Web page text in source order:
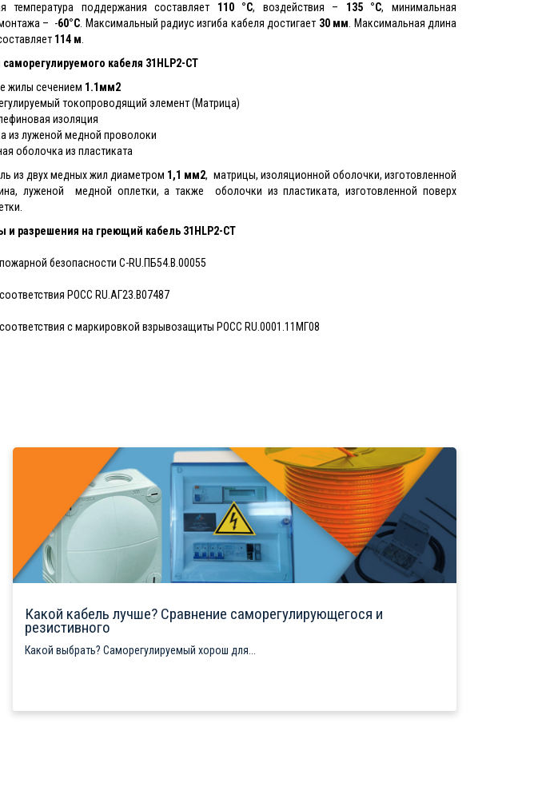
температура поддержания составляет 110 °С, воздействия – 135 °С, минимальная
– -60°С . Максимальный радиус изгиба кабеля достигает 30 мм . Максимальная длина
114 м
саморегулируемого кабеля 31HLP2-CT
жилы сечением 1.1мм2
токопроводящий элемент (Матрица)
изоляция
из луженой медной проволоки
оболочка из пластиката
из двух медных жил диаметром 1,1 мм2, матрицы, изоляционной оболочки, изготовленной
луженой медной оплетки, а также оболочки из пластиката, изготовленной поверх
и разрешения на греющий кабель31HLP2-CT
безопасности C-RU.ПБ54.В.00055
РОСС RU.АГ23.В07487
с маркировкой взрывозащиты PОСС RU.0001.11МГ08
Какой кабель лучше? Сравнение саморегулирующегося и
резистивного
Какой выбрать? Саморегулируемый хорош для...